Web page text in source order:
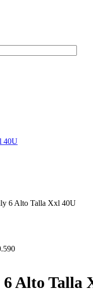
6 Alto Talla Xxl 40U
Alto Talla